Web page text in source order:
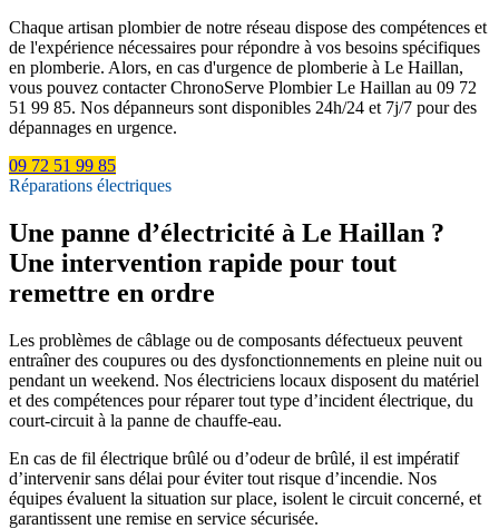
Chaque artisan plombier de notre réseau dispose des compétences et
de l'expérience nécessaires pour répondre à vos besoins spécifiques
en plomberie. Alors, en cas d'urgence de plomberie à Le Haillan,
vous pouvez contacter ChronoServe Plombier Le Haillan au 09 72
51 99 85. Nos dépanneurs sont disponibles 24h/24 et 7j/7 pour des
dépannages en urgence.
09 72 51 99 85
Réparations électriques
Une panne d’électricité à Le Haillan ?
Une intervention rapide pour tout
remettre en ordre
Les problèmes de câblage ou de composants défectueux peuvent
entraîner des coupures ou des dysfonctionnements en pleine nuit ou
pendant un weekend. Nos électriciens locaux disposent du matériel
et des compétences pour réparer tout type d’incident électrique, du
court-circuit à la panne de chauffe-eau.
En cas de fil électrique brûlé ou d’odeur de brûlé, il est impératif
d’intervenir sans délai pour éviter tout risque d’incendie. Nos
équipes évaluent la situation sur place, isolent le circuit concerné, et
garantissent une remise en service sécurisée.